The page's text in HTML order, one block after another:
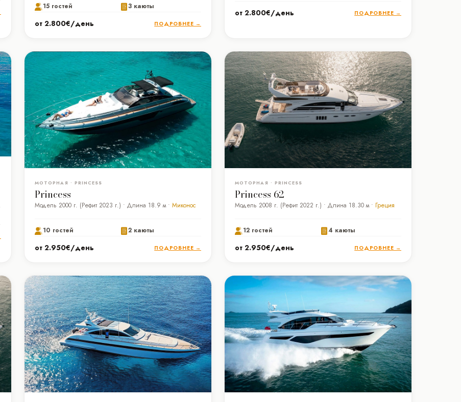
15 гостей 3 каюты
от 2.800€/день ПОДРОБНЕЕ →
от 2.800€/день ПОДРОБНЕЕ →
МОТОРНАЯ • PRINCESS
Princess
Модель 2000 г. (Рефит 2023 г.) • Длина 18.9 м • Миконос
10 гостей 2 каюты
от 2.950€/день ПОДРОБНЕЕ →
МОТОРНАЯ • PRINCESS
Princess 62
Модель 2008 г. (Рефит 2022 г.) • Длина 18.30 м • Греция
12 гостей 4 каюты
от 2.950€/день ПОДРОБНЕЕ →